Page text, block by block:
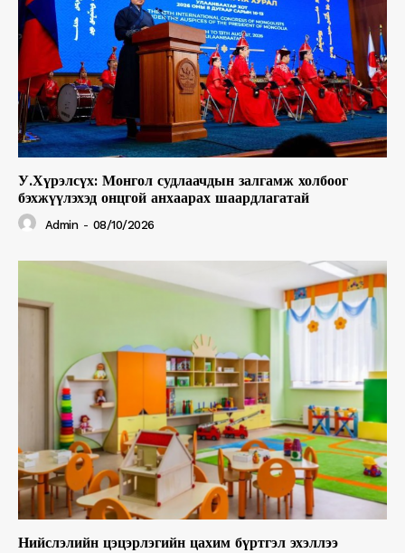
У.Хүрэлсүх: Монгол судлаачдын залгамж холбоог
бэхжүүлэхэд онцгой анхаарах шаардлагатай
Admin - 08/10/2026
Нийслэлийн цэцэрлэгийн цахим бүртгэл эхэллээ